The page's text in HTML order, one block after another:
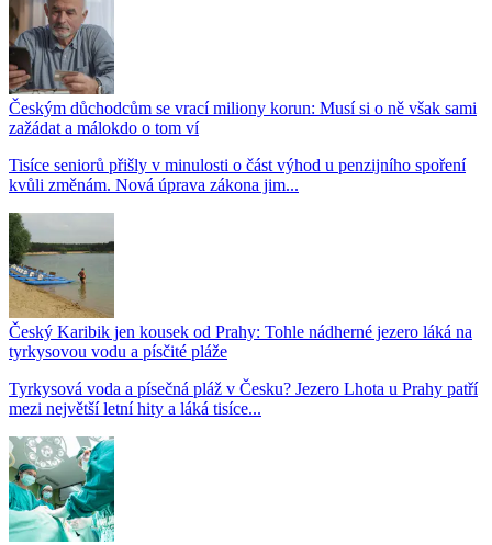
Českým důchodcům se vrací miliony korun: Musí si o ně však sami
zažádat a málokdo o tom ví
Tisíce seniorů přišly v minulosti o část výhod u penzijního spoření
kvůli změnám. Nová úprava zákona jim...
Český Karibik jen kousek od Prahy: Tohle nádherné jezero láká na
tyrkysovou vodu a písčité pláže
Tyrkysová voda a písečná pláž v Česku? Jezero Lhota u Prahy patří
mezi největší letní hity a láká tisíce...